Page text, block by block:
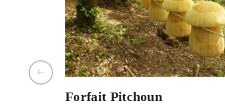
Forfait Pitchoun